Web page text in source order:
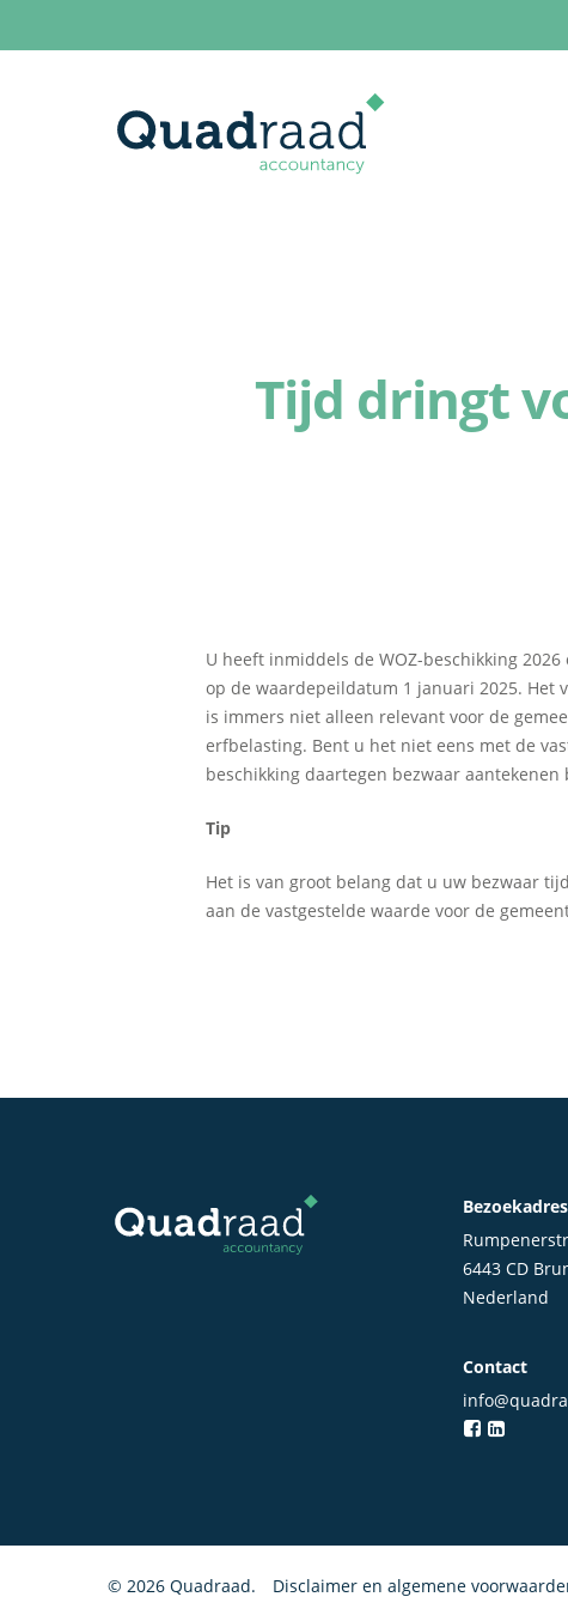
Tijd dringt
U heeft inmiddels de WOZ-beschikking
op de waardepeildatum 1 januari 2025. Het
is immers niet alleen relevant voor de
erfbelasting. Bent u het niet eens met de
beschikking daartegen bezwaar
Tip
Het is van groot belang dat u uw bezwaar
aan de vastgestelde waarde voor de
Bezoekadres
6443 CD
Nederland
Contact
© 2026 Quadraad. Disclaimer en algemene